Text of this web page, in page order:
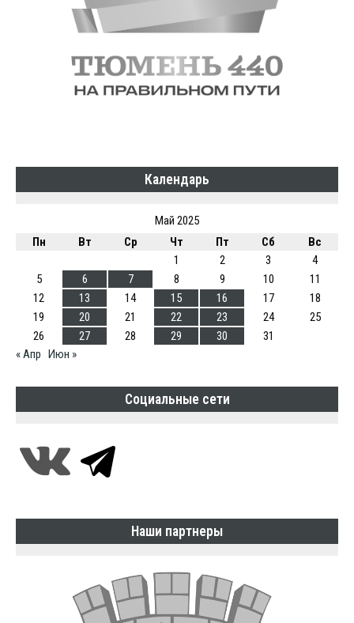
Календарь
Май 2025
Пн
Вт Ср Чт Пт Сб
Вс
1
2 3
4
5
6 7 8 9 10
11
12
13 14 15 16 17
18
19
20 21 22 23 24
25
26
27 28 29 30
31
« Апр Июн »
Социальные сети
Наши партнеры